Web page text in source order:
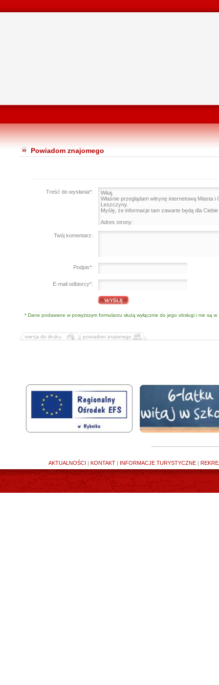
Powiadom znajomego
Treść do wysłania*:
Twój komentarz:
Podpis*:
E-mail odbiorcy*:
* Dane podawane w powyższym formularzu służą wyłącznie do jego obsługi i nie są
AKTUALNOŚCI | KONTAKT | INFORMACJE TURYSTYCZNE |